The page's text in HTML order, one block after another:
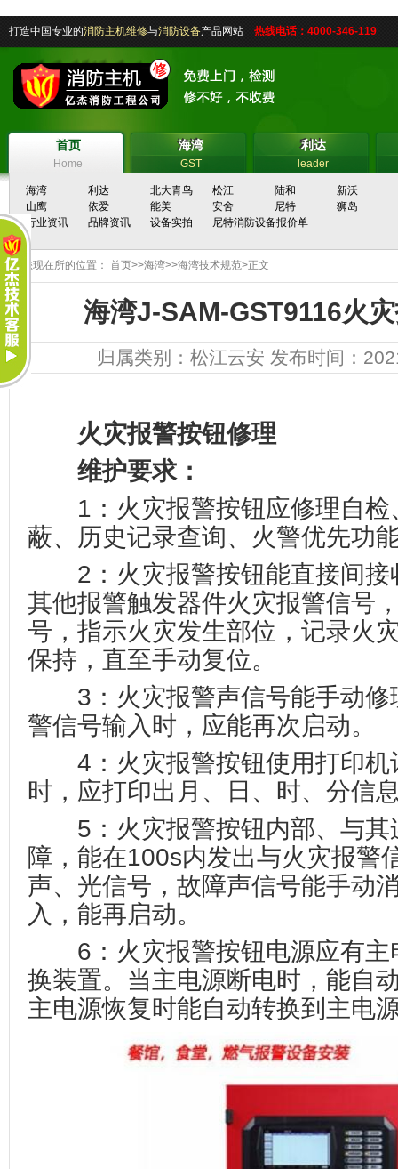
打造中国专业的消防主机维修与消防设备产品网站 热线电话：4000-346-119
首页 海湾 利达
首页
Home
海湾
GST
利达
leader
海湾 利达 北大青鸟 松江 陆和
新沃
山鹰
依爱 能美 安舍 尼特
狮岛
行业资讯
品牌资讯 设备实拍 尼特消防设备报价单
您现在所的位置： 首页>>海湾>>海湾技术规范>正文
海湾J-SAM-GST9116火
归属类别： 松江云安 发布时间：
火灾报警按钮修理
维护要求：
1：火灾报警按钮应修理自检
蔽、历史记录查询、火警优先功
2：火灾报警按钮能直接间接
其他报警触发器件火灾报警信号
号，指示火灾发生部位，记录火
保持，直至手动复位。
3：火灾报警声信号能手动修
警信号输入时，应能再次启动。
4：火灾报警按钮使用打印机
时，应打印出月、日、时、分信
5：火灾报警按钮内部、与其
障，能在100s内发出与火灾报警
声、光信号，故障声信号能手动
入，能再启动。
6：火灾报警按钮电源应有主
换装置。当主电源断电时，能自
主电源恢复时能自动转换到主电